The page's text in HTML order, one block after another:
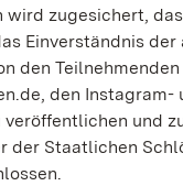
zugesichert,
Einverständnis
den
den
und
Staatlichen